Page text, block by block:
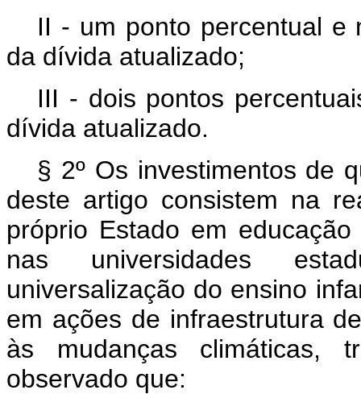
II - um ponto percentual e
da dívida atualizado;
III - dois pontos
dívida atualizado.
§ 2º Os investimentos de
deste artigo consistem na
próprio Estado em
nas universidades
universalização do ensino
em ações de infraestrutura
às mudanças climáticas,
observado que: